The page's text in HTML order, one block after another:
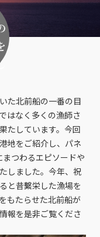
た北前船の一番の目
はなく多くの漁師さ
たしています。今回
地をご紹介し、パネ
つわるエピソードや
しました。今年、祝
と昔繫栄した漁場を
もたらせた北前船が
報を是非ご覧くださ